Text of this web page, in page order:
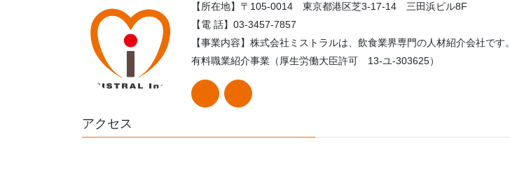
【所在地】〒105-0014 東京都港区芝3-17-14 三田浜ビル8F
【電 話】03-3457-7857
【事業内容】株式会社ミストラルは、飲食業界専門の人材紹介会社です。
有料職業紹介事業（厚生労働大臣許可 13-ユ-303625）
アクセス